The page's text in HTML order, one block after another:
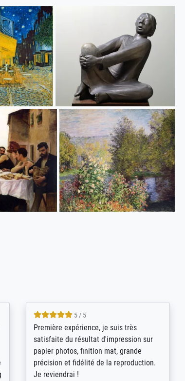
4.8 / 5
Qualité absolument irréprochable.
Extraordinaire diversité des thèmes
abordés et personnalisation des
demandes (recadrage, réajustement des
couleurs). Relation clientèle parfaite.